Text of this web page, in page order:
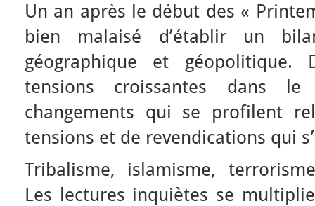
Un an après le début des «
bien malaisé d’établir un
géographique et géopolitique.
tensions croissantes dans
changements qui se profilent
tensions et de revendications qui
Tribalisme, islamisme,
Les lectures inquiètes se